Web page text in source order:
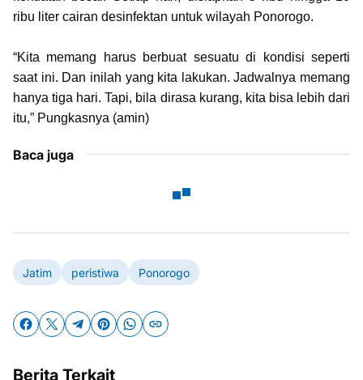
ribu liter cairan desinfektan untuk wilayah Ponorogo.
“Kita memang harus berbuat sesuatu di kondisi seperti
saat ini. Dan inilah yang kita lakukan. Jadwalnya memang
hanya tiga hari. Tapi, bila dirasa kurang, kita bisa lebih dari
itu,” Pungkasnya (amin)
Baca juga
Jatim peristiwa Ponorogo
Berita Terkait